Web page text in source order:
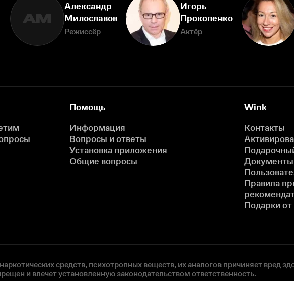
АМ
Александр
Милославов
Режиссёр
Игорь
Прокопенко
Актёр
Помощь
Информация
Вопросы и ответы
Установка приложения
Общие вопросы
Wink
Контакты
Документы
Правила
Подарки
средств, психотропных веществ, их аналогов причиняет вред
и влечет установленную законодательством ответственность.